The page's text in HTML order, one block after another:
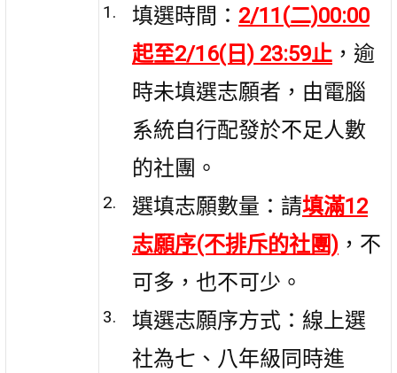
填選時間： 2/11(二)00:00
起至2/16(日) 23:59止，逾
時未填選志願者，由電腦
系統自行配發於不足人數
的社團。
選填志願數量：請填滿12
志願序(不排斥的社團)，不
可多，也不可少。
填選志願序方式：線上選
社為七、八年級同時進